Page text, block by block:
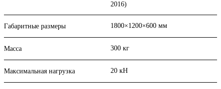
2016)
Габаритные размеры 1800×1200×600 мм
Масса 300 кг
Максимальная нагрузка 20 кН